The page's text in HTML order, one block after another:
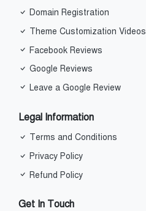
Domain Registration
Theme Customization Videos
Facebook Reviews
Google Reviews
Leave a Google Review
Legal Information
Terms and Conditions
Privacy Policy
Refund Policy
Get In Touch